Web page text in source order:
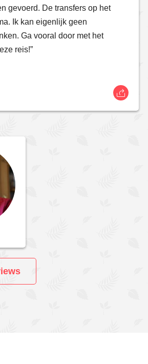
gevoerd. De transfers op het
Ik kan eigenlijk geen
Ga vooral door met het
reis!”